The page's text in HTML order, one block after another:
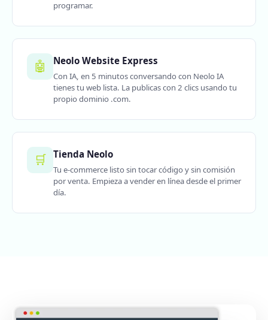
programar.
🤖 Neolo Website Express
Con IA, en 5 minutos conversando con Neolo IA
tienes tu web lista. La publicas con 2 clics usando tu
propio dominio .com.
🛒 Tienda Neolo
Tu e-commerce listo sin tocar código y sin comisión
por venta. Empieza a vender en línea desde el primer
día.